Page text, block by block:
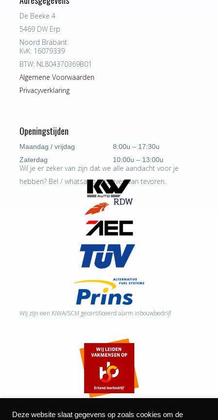
De Beeke 4
5469 DW Erp
Noord Brabant
KvK: 16079339
BTW: NL804370369B01
Algemene Voorwaarden
Privacyverklaring
Openingstijden
Maandag / vrijdag
8:00u – 17:30u
Zaterdag
10:00u – 13:00u
Wil je er zeker van zijn dat we alle aandacht voor je
hebben? Bel / whatsapp ons even van tevoren.
Wij zijn een KIWA/SCM gecertificeerd alarm inbouwbedrijf
Deze website slaat gegevens op zoals cookies om de